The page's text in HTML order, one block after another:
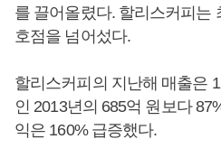
를 끌어올렸다. 할리스커피는
호점을 넘어섰다.
할리스커피의 지난해 매출은
인 2013년의 685억 원보다
익은 160% 급증했다.